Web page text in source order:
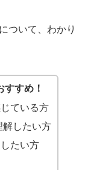
ついて、わかり
すめ！
ている方
解したい方
たい方